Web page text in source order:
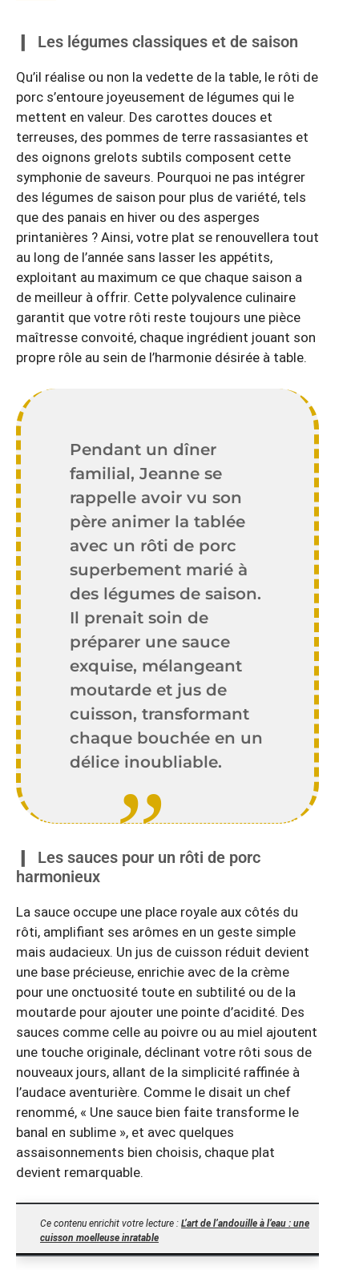
Les légumes classiques et de saison
Qu’il réalise ou non la vedette de la table, le rôti de
porc s’entoure joyeusement de légumes qui le
mettent en valeur. Des carottes douces et
terreuses, des pommes de terre rassasiantes et
des oignons grelots subtils composent cette
symphonie de saveurs. Pourquoi ne pas intégrer
des légumes de saison pour plus de variété, tels
que des panais en hiver ou des asperges
printanières ? Ainsi, votre plat se renouvellera tout
au long de l’année sans lasser les appétits,
exploitant au maximum ce que chaque saison a
de meilleur à offrir. Cette polyvalence culinaire
garantit que votre rôti reste toujours une pièce
maîtresse convoité, chaque ingrédient jouant son
propre rôle au sein de l’harmonie désirée à table.
Pendant un dîner
familial, Jeanne se
rappelle avoir vu son
père animer la tablée
avec un rôti de porc
superbement marié à
des légumes de saison.
Il prenait soin de
préparer une sauce
exquise, mélangeant
moutarde et jus de
cuisson, transformant
chaque bouchée en un
délice inoubliable.
Les sauces pour un rôti de porc
harmonieux
La sauce occupe une place royale aux côtés du
rôti, amplifiant ses arômes en un geste simple
mais audacieux. Un jus de cuisson réduit devient
une base précieuse, enrichie avec de la crème
pour une onctuosité toute en subtilité ou de la
moutarde pour ajouter une pointe d’acidité. Des
sauces comme celle au poivre ou au miel ajoutent
une touche originale, déclinant votre rôti sous de
nouveaux jours, allant de la simplicité raffinée à
l’audace aventurière. Comme le disait un chef
renommé, « Une sauce bien faite transforme le
banal en sublime », et avec quelques
assaisonnements bien choisis, chaque plat
devient remarquable.
Ce contenu enrichit votre lecture : L’art de l’andouille à l’eau : une
cuisson moelleuse inratable